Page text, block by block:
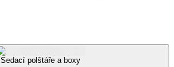
Sedací polštáře a boxy